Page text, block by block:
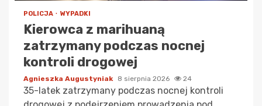
POLICJA WYPADKI
Kierowca z marihuaną
zatrzymany podczas nocnej
kontroli drogowej
Agnieszka Augustyniak 8 sierpnia 2026 24
35-latek zatrzymany podczas nocnej kontroli